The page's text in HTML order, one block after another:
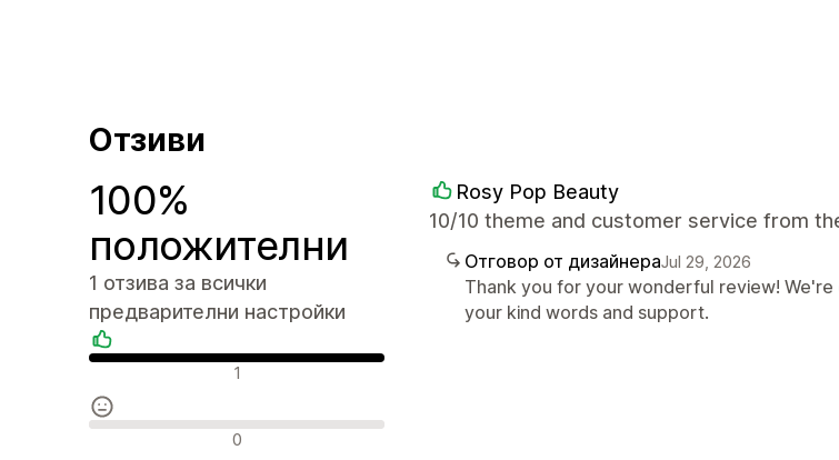
Отзиви
100%
положителни
1 отзива за всички
предварителни настройки
Положителни отзиви
1
Неутрални отзиви
0
Rosy Pop Beauty
10/10 theme and customer service from
Отговор от дизайнераJul 29, 2026
Thank you for your wonderful review!
your kind words and support.